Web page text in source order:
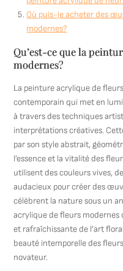
Où puis-je acheter des
modernes?
Qu’est-ce que la
modernes?
La peinture acrylique de
contemporain qui met en
à travers des techniques
interprétations créatives.
par son style abstrait,
l’essence et la vitalité des
utilisent des couleurs vives,
audacieux pour créer des
célèbrent la nature sous un
acrylique de fleurs
et rafraîchissante de l’art
beauté intemporelle des
novateur.